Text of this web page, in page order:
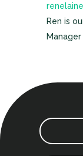
Ren is
Manager